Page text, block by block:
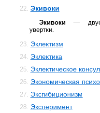
22. Экивоки
Экивоки —
увертки.
23. Эклектизм
24. Эклектика
25. Эклектическое
26. Экономическая
27. Эксгибиционизм
28. Эксперимент